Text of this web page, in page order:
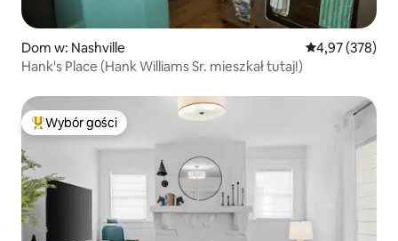
Dom w: Nashville Średnia
4,97 (378)
Hank's Place (Hank Williams Sr. mieszkał tutaj!)
Najpopularniejsze z kategorii Wybór gości
Wybór gości